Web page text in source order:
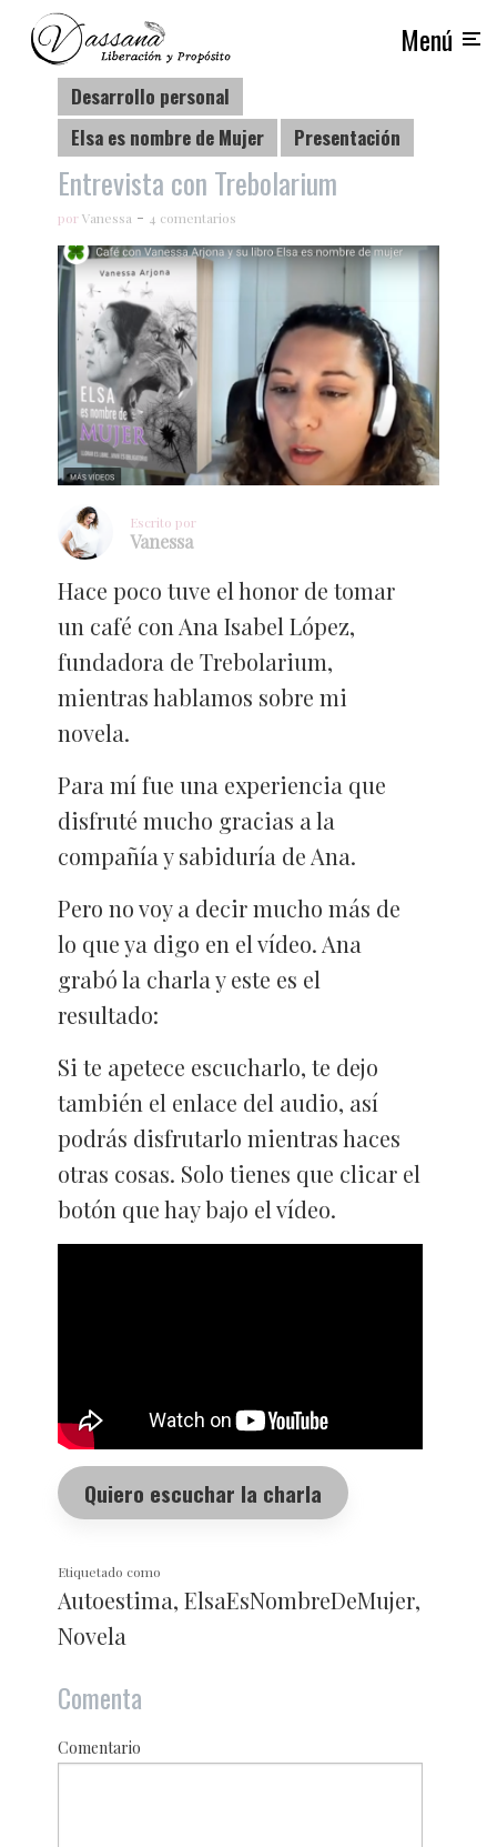
Menú
Desarrollo personal
Elsa es nombre de Mujer
Presentación
Entrevista con Trebolarium
porVanessa 4 comentarios
Escrito por
Vanessa
Hace poco tuve el honor de tomar
un café con Ana Isabel López,
fundadora de Trebolarium,
mientras hablamos sobre mi
novela.
Para mí fue una experiencia que
disfruté mucho gracias a la
compañía y sabiduría de Ana.
Pero no voy a decir mucho más de
lo que ya digo en el vídeo. Ana
grabó la charla y este es el
resultado:
Si te apetece escucharlo, te dejo
también el enlace del audio, así
podrás disfrutarlo mientras haces
otras cosas. Solo tienes que clicar el
botón que hay bajo el vídeo.
Quiero escuchar la charla
Etiquetado como
Autoestima, ElsaEsNombreDeMujer,
Novela
Comenta
Comentario